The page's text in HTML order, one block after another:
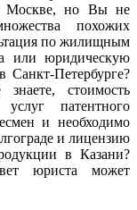
в Москве, но Вы не
похожих
по жилищным
или юридическую
Петербурге?
стоимость
патентного
и необходимо
и лицензию
в Казани?
юриста может